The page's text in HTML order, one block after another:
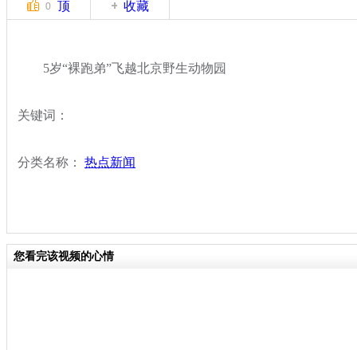
0 顶 收藏
5岁“裸跑弟”飞越北京野生动物园
关键词：
分类名称： 热点新闻
您看完该视频的心情